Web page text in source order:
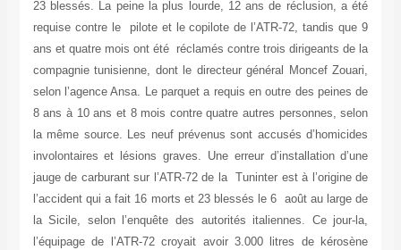
23 blessés. La peine la plus lourde, 12 ans de réclusion, a été
requise contre le pilote et le copilote de l’ATR-72, tandis que 9
ans et quatre mois ont été réclamés contre trois dirigeants de la
compagnie tunisienne, dont le directeur général Moncef Zouari,
selon l’agence Ansa. Le parquet a requis en outre des peines de
8 ans à 10 ans et 8 mois contre quatre autres personnes, selon
la même source. Les neuf prévenus sont accusés d’homicides
involontaires et lésions graves. Une erreur d’installation d’une
jauge de carburant sur l’ATR-72 de la Tuninter est à l’origine de
l’accident qui a fait 16 morts et 23 blessés le 6 août au large de
la Sicile, selon l’enquête des autorités italiennes. Ce jour-la,
l’équipage de l’ATR-72 croyait avoir 3.000 litres de kérosène